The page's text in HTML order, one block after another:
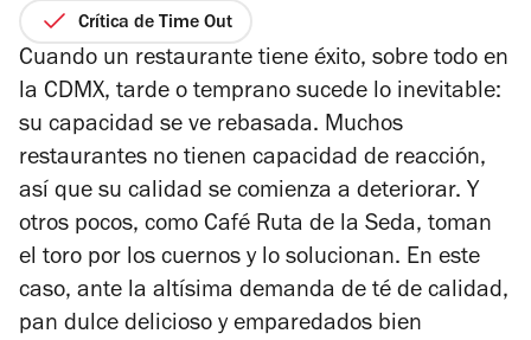
Crítica de Time Out
Cuando un restaurante tiene éxito, sobre todo en
la CDMX, tarde o temprano sucede lo inevitable:
su capacidad se ve rebasada. Muchos
restaurantes no tienen capacidad de reacción,
así que su calidad se comienza a deteriorar. Y
otros pocos, como Café Ruta de la Seda, toman
el toro por los cuernos y lo solucionan. En este
caso, ante la altísima demanda de té de calidad,
pan dulce delicioso y emparedados bien